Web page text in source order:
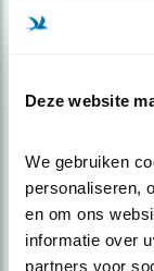
Deze website
We gebruiken
personaliseren,
en om ons
informatie over
partners voor
Meld je aan en
over vogels en